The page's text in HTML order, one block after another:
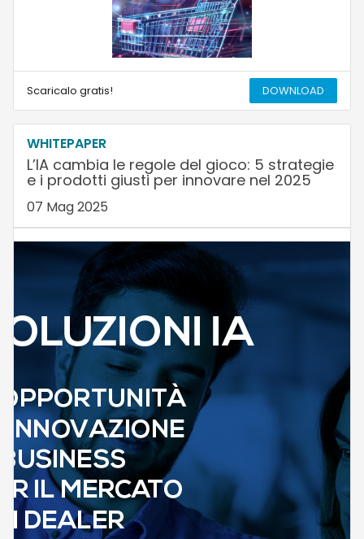
Scaricalo gratis! DOWNLOAD
WHITEPAPER
L’IA cambia le regole del gioco: 5 strategie
e i prodotti giusti per innovare nel 2025
07 Mag 2025